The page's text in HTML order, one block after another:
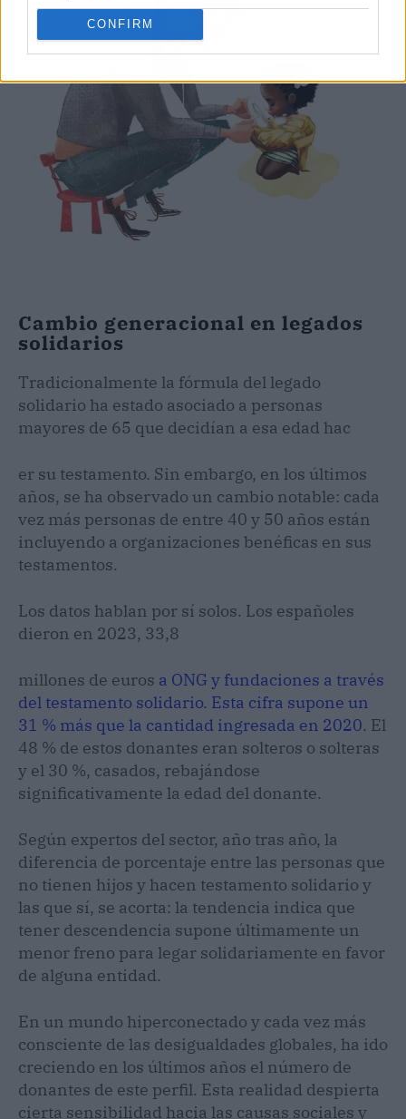
CONFIRM
Cambio generacional en legados
solidarios
Tradicionalmente la fórmula del legado
solidario ha estado asociado a personas
mayores de 65 que decidían a esa edad hac
er su testamento. Sin embargo, en los últimos
años, se ha observado un cambio notable: cada
vez más personas de entre 40 y 50 años están
incluyendo a organizaciones benéficas en sus
testamentos.
Los datos hablan por sí solos. Los españoles
dieron en 2023, 33,8
millones de euros a ONG y fundaciones a través
del testamento solidario. Esta cifra supone un
31 % más que la cantidad ingresada en 2020. El
48 % de estos donantes eran solteros o solteras
y el 30 %, casados, rebajándose
significativamente la edad del donante.
Según expertos del sector, año tras año, la
diferencia de porcentaje entre las personas que
no tienen hijos y hacen testamento solidario y
las que sí, se acorta: la tendencia indica que
tener descendencia supone últimamente un
menor freno para legar solidariamente en favor
de alguna entidad.
En un mundo hiperconectado y cada vez más
consciente de las desigualdades globales, ha ido
creciendo en los últimos años el número de
donantes de este perfil. Esta realidad despierta
cierta sensibilidad hacia las causas sociales y